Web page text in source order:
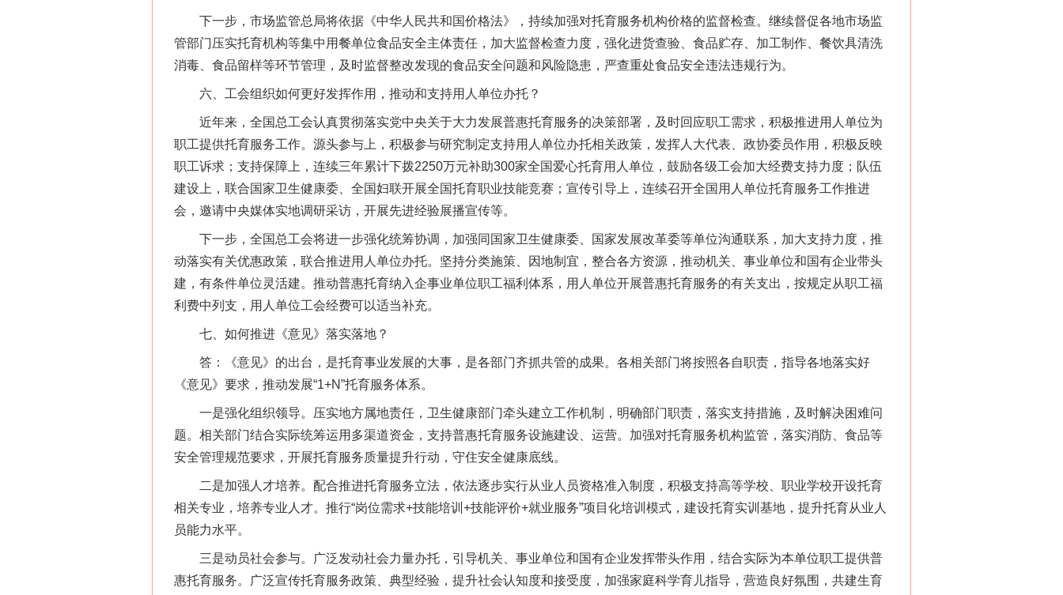
下一步，市场监管总局将依据《中华人民共和国价格法》，持续加强对托育服务机构价格的监督检查。继续督促各地市场监
管部门压实托育机构等集中用餐单位食品安全主体责任，加大监督检查力度，强化进货查验、食品贮存、加工制作、餐饮具清洗
消毒、食品留样等环节管理，及时监督整改发现的食品安全问题和风险隐患，严查重处食品安全违法违规行为。
六、工会组织如何更好发挥作用，推动和支持用人单位办托？
近年来，全国总工会认真贯彻落实党中央关于大力发展普惠托育服务的决策部署，及时回应职工需求，积极推进用人单位为
职工提供托育服务工作。源头参与上，积极参与研究制定支持用人单位办托相关政策，发挥人大代表、政协委员作用，积极反映
职工诉求；支持保障上，连续三年累计下拨2250万元补助300家全国爱心托育用人单位，鼓励各级工会加大经费支持力度；队伍
建设上，联合国家卫生健康委、全国妇联开展全国托育职业技能竞赛；宣传引导上，连续召开全国用人单位托育服务工作推进
会，邀请中央媒体实地调研采访，开展先进经验展播宣传等。
下一步，全国总工会将进一步强化统筹协调，加强同国家卫生健康委、国家发展改革委等单位沟通联系，加大支持力度，推
动落实有关优惠政策，联合推进用人单位办托。坚持分类施策、因地制宜，整合各方资源，推动机关、事业单位和国有企业带头
建，有条件单位灵活建。推动普惠托育纳入企事业单位职工福利体系，用人单位开展普惠托育服务的有关支出，按规定从职工福
利费中列支，用人单位工会经费可以适当补充。
七、如何推进《意见》落实落地？
答：《意见》的出台，是托育事业发展的大事，是各部门齐抓共管的成果。各相关部门将按照各自职责，指导各地落实好
《意见》要求，推动发展“1+N”托育服务体系。
一是强化组织领导。压实地方属地责任，卫生健康部门牵头建立工作机制，明确部门职责，落实支持措施，及时解决困难问
题。相关部门结合实际统筹运用多渠道资金，支持普惠托育服务设施建设、运营。加强对托育服务机构监管，落实消防、食品等
安全管理规范要求，开展托育服务质量提升行动，守住安全健康底线。
二是加强人才培养。配合推进托育服务立法，依法逐步实行从业人员资格准入制度，积极支持高等学校、职业学校开设托育
相关专业，培养专业人才。推行“岗位需求+技能培训+技能评价+就业服务”项目化培训模式，建设托育实训基地，提升托育从业人
员能力水平。
三是动员社会参与。广泛发动社会力量办托，引导机关、事业单位和国有企业发挥带头作用，结合实际为本单位职工提供普
惠托育服务。广泛宣传托育服务政策、典型经验，提升社会认知度和接受度，加强家庭科学育儿指导，营造良好氛围，共建生育